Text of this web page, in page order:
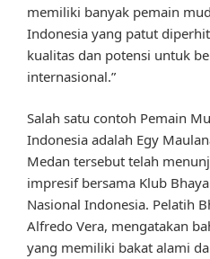
memiliki banyak pemain
Indonesia yang patut
kualitas dan potensi untuk
internasional.”
Salah satu contoh Pemain
Indonesia adalah Egy
Medan tersebut telah
impresif bersama Klub
Nasional Indonesia. Pelatih
Alfredo Vera, mengatakan
yang memiliki bakat alami